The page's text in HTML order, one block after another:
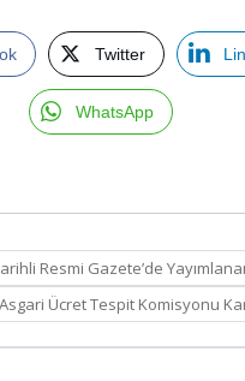
Twitter
WhatsApp
Resmi Gazete’de
Asgari Ücret Tespit Komisyonu